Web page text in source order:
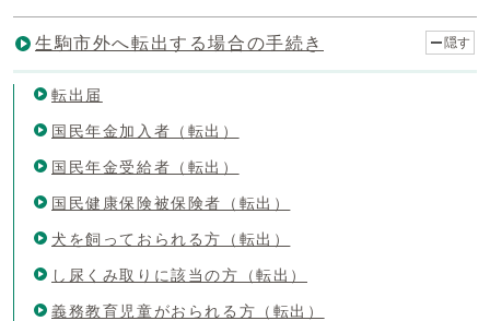
生駒市外へ転出する場合の手続き 隠す
転出届
国民年金加入者（転出）
国民年金受給者（転出）
国民健康保険被保険者（転出）
犬を飼っておられる方（転出）
し尿くみ取りに該当の方（転出）
義務教育児童がおられる方（転出）